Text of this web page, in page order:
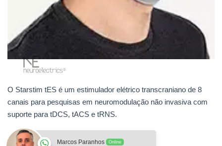
O Starstim tES é um estimulador elétrico transcraniano de 8
canais para pesquisas em neuromodulação não invasiva com
suporte para tDCS, tACS e tRNS.
Marcos Paranhos Online